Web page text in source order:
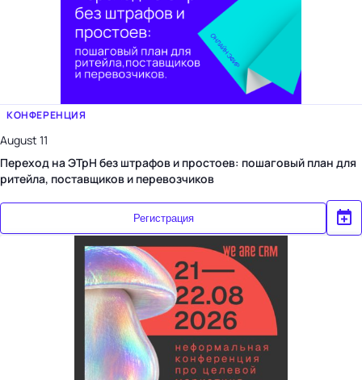
КОНФЕРЕНЦИЯ
August 11
Переход на ЭТрН без штрафов и простоев: пошаговый план для
ритейла, поставщиков и перевозчиков
Регистрация